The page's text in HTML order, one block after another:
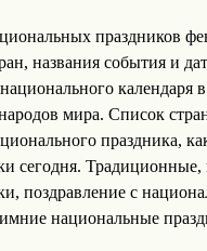
праздников
названия события и
календаря
мира. Список
праздника,
сегодня.
поздравление с
национальные